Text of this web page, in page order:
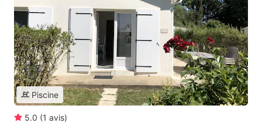
Piscine
5.0 (1 avis)